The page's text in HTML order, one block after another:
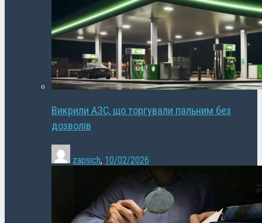
Викрили АЗС, що торгували пальним без
дозволів
zapsich, 10/02/2026